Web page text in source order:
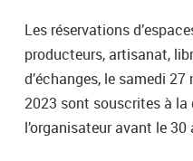
Les réservations
producteurs, artisanat,
d’échanges, le samedi
2023 sont souscrites à la
l’organisateur avant le 30